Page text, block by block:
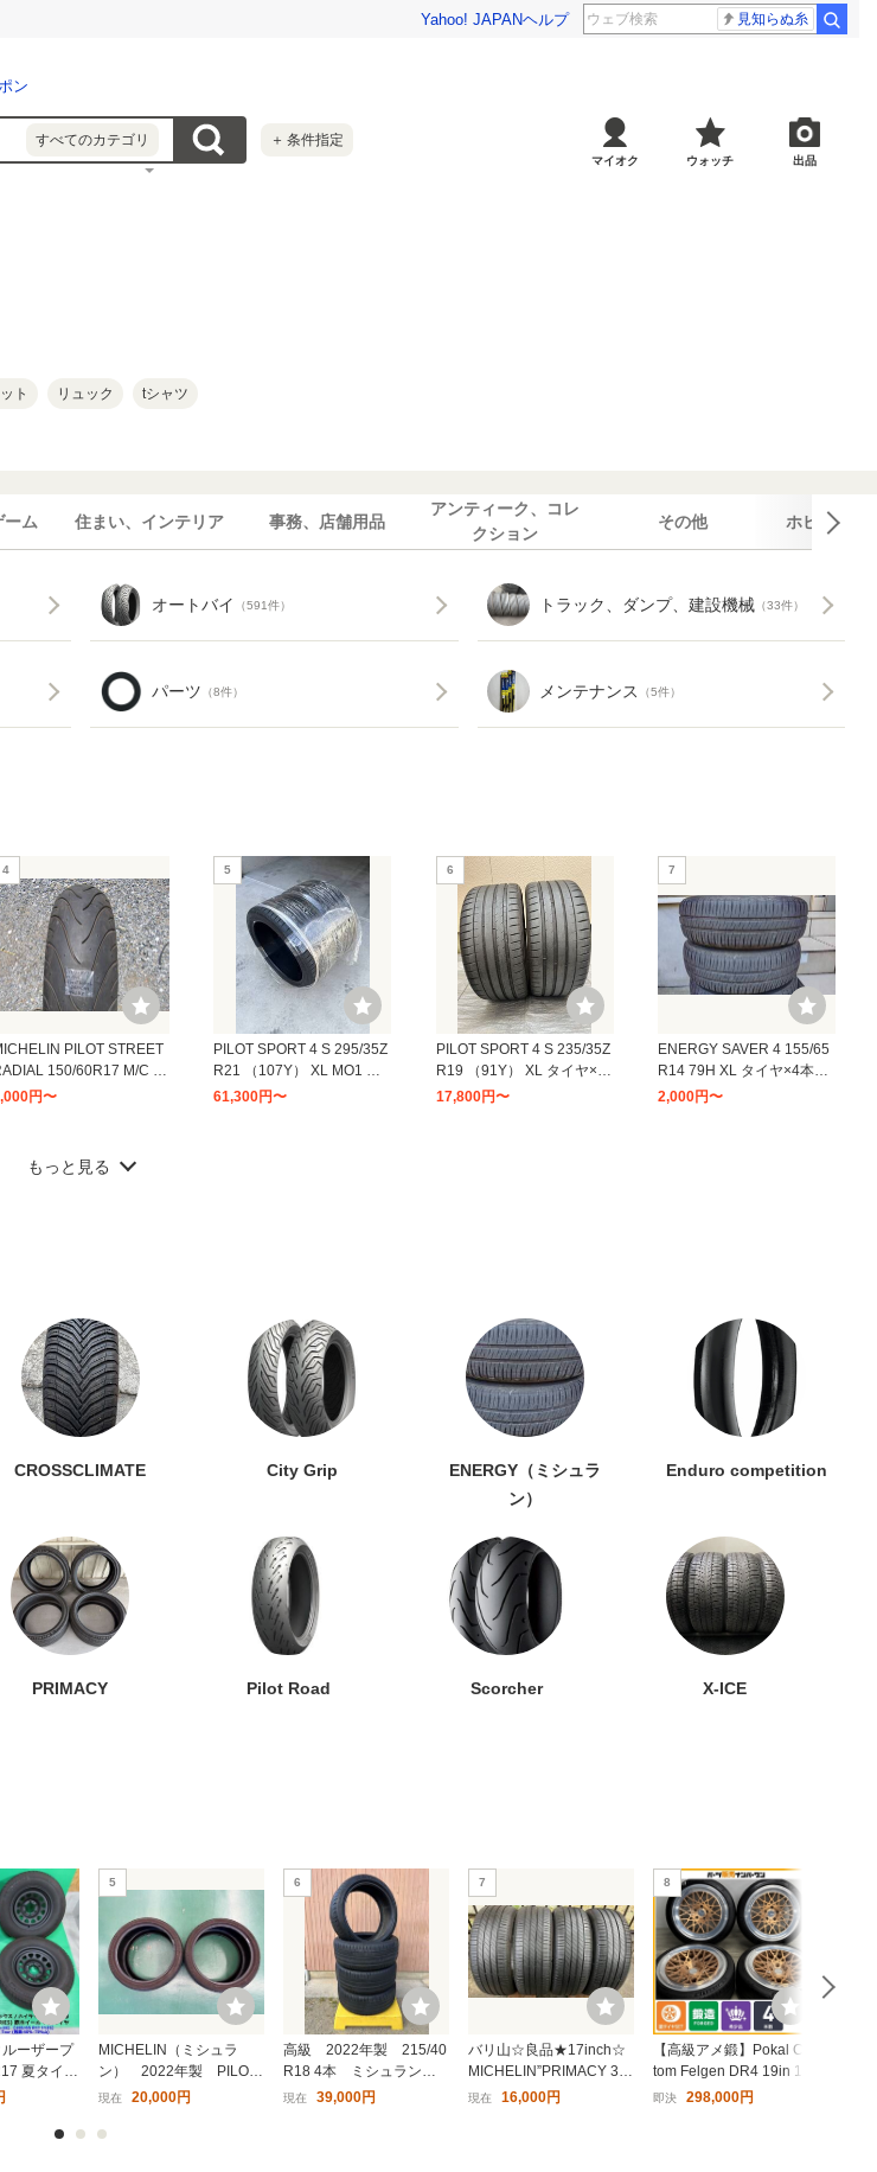
Yahoo! JAPANヘルプ 見知らぬ糸
ン
すべてのカテゴリ ＋ 条件指定
マイオク ウォッチ 出品
ト リュック tシャツ
ーム 住まい、インテリア 事務、店舗用品
アンティーク、コレ
クション
その他 ホビー、カ
オートバイ （591件） トラック、ダンプ、建設機械 （33件）
パーツ （8件） メンテナンス （5件）
4
PILOT STREET
150/60R17 M/C 66
TL/TT 39360
円〜
5
PILOT SPORT 4 S 295/35Z
R21 （107Y） XL MO1 タ
イヤ×2本セット
61,300円〜
6
PILOT SPORT 4 S 235/35Z
R19 （91Y） XL タイヤ×2
本セット
17,800円〜
7
ENERGY SAVER 4 155/65
R14 79H XL タイヤ×4本セ
ット
2,000円〜
PILOT SPORT 4 S 265/30Z
R20 （94Y） XL タイヤ×2
本セット
85,000円〜
ミシュラン PILOT SPORT
4 SUV パイロット スポーツ
フォー エスユーブイ 235/5
0R21 101W プレミアム SU
Vタイヤ
5,000円〜
MICHELIN CROSSCLIMAT
E 2 185/50 R16 81H
3,000円〜
MICHELIN ROAD 5 190/50
ZR17 M/C 73W TL
25,000円〜
185HR14 90H TL ミシュラ
ン MXV-P クラシックカー
タイヤ MICHELIN CLASSI
C MXV-P 185HR14 185R1
4 185-14 [061225]
39,060円〜
X-ICE SNOW SUV 295/45R
20 114H XL タイヤ×4本セ
80,000円〜
CROSSCLIMATE 2 225/55
R17 101Y XL タイヤ×2本セ
ット
10,980円〜
LATITUDE SPORT 3 275/5
0ZR19 （112Y） XL N0 タ
イヤ×2本セット
2,000円〜
ICE SNOW SUV 225/55R
103T XL タイヤ×2本セ
ト
円〜
ミシュラン タイヤ バイク
MICHELIN 160/60R17 M/C
POWER SUPERMOTO リ
ア TL チューブレス ポイン
トご利用
1,000円〜
235/50R21 スタッドレス M
ICHELIN ミシュラン X-ICE
SNOW 235/50-21 101H
20,780円〜
245/40R18 残り1本 2021年
製 MICHELIN ミシュラン P
RIMACY 4 プライマシー4
MO メルセデスベンツ承認
245/40-18 97Y XL サマータ
イヤ
9,999円〜
もっと見る
CROSSCLIMATE City Grip
ENERGY（ミシュラ
ン）
Enduro competition
PRIMACY Pilot Road Scorcher X-ICE
ーザープ
夏タイヤ
L
ハイラッ
5
MICHELIN（ミシュラ
ン） 2022年製 PILOT
SPORT 4S（パイロット
チ 255/35R19 96Y XL
現在 20,000円
6
高級 2022年製 215/40
R18 4本 ミシュラン
パイロットスポーツ4 ハ
現在 39,000円
7
バリ山☆良品★17inch☆
MICHELIN”PRIMACY 3S
T”215/55R17 92V【4本セ
現在 16,000円
8
【高級アメ鍛】Pokal Cus
tom Felgen DR4 19in 10J
+5 11J-20 PCD120 パイ
即決 298,000円